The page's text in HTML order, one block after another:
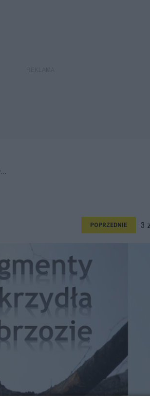
54. Obalam jutrzejsze łgarstwa Antoniego Macierewicza
POPRZEDNIE 3